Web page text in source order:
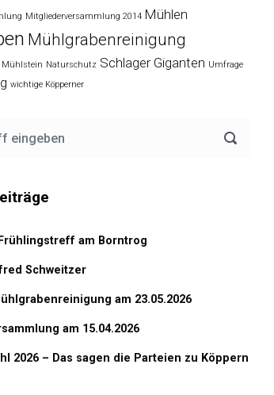
Mitgliederversammlung 2014 Mühlen
Mühlgrabenreinigung
Mühlstein Naturschutz Schlager Giganten Umfrage
wichtige Köpperner
am Borntrog
Schweitzer
am 23.05.2026
am 15.04.2026
2026 – Das sagen die Parteien zu Köppern